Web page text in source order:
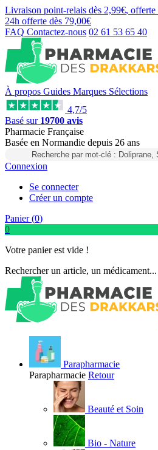
Livraison point-relais dès 2,99€, offerte
24h offerte dès 79,00€
FAQ Contactez-nous 02 61 53 65 40
À propos Guides Marques Sélections
4,7/5
Basé sur 19700 avis
Pharmacie Française
Basée en Normandie depuis 26 ans
Recherche par mot-clé :
Connexion
Se connecter
Créer un compte
Panier (0)
0
Votre panier est vide !
Rechercher un article, un médicament...
Parapharmacie
Parapharmacie Retour
Beauté et Soin
Bio - Nature